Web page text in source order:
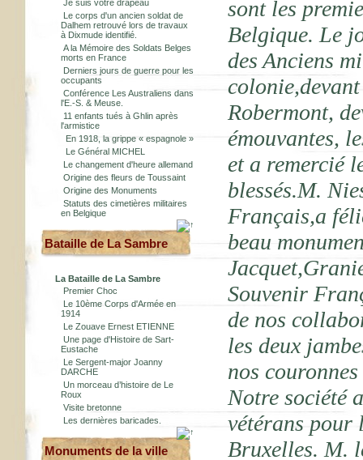
Je suis votre drapeau
Le corps d'un ancien soldat de
Dalhem retrouvé lors de travaux
à Dixmude identifié.
A la Mémoire des Soldats Belges
morts en France
Derniers jours de guerre pour les
occupants
Conférence Les Australiens dans
l'E.-S. & Meuse.
11 enfants tués à Ghlin après
l'armistice
En 1918, la grippe « espagnole »
Le Général MICHEL
Le changement d'heure allemand
Origine des fleurs de Toussaint
Origine des Monuments
Statuts des cimetières militaires
en Belgique
Bataille de La Sambre
La Bataille de La Sambre
Premier Choc
Le 10ème Corps d'Armée en
1914
Le Zouave Ernest ETIENNE
Une page d'Histoire de Sart-
Eustache
Le Sergent-major Joanny
DARCHE
Un morceau d’histoire de Le
Roux
Visite bretonne
Les dernières baricades.
Monuments de la ville
sont les
Belgique. Le
des Anciens
Robermont,
émouvantes,
et a remercié
blessés.M.
Français,a
beau
Souvenir
de nos
les deux
nos
Notre société
vétérans pour
Bruxelles. M.